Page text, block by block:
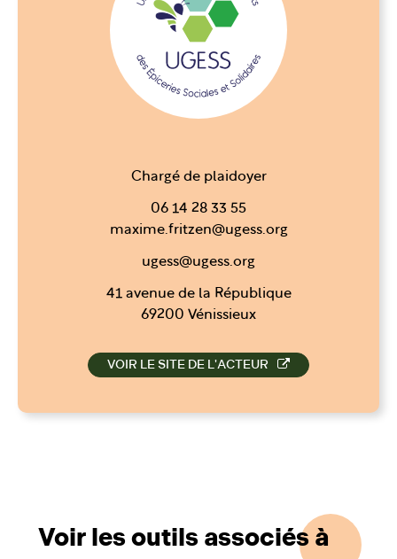
Chargé de plaidoyer
06 14 28 33 55
maxime.fritzen@ugess.org
ugess@ugess.org
41 avenue de la République
69200 Vénissieux
VOIR LE SITE DE L'ACTEUR
Voir les outils associés à